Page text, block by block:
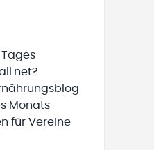
Monats
für Vereine